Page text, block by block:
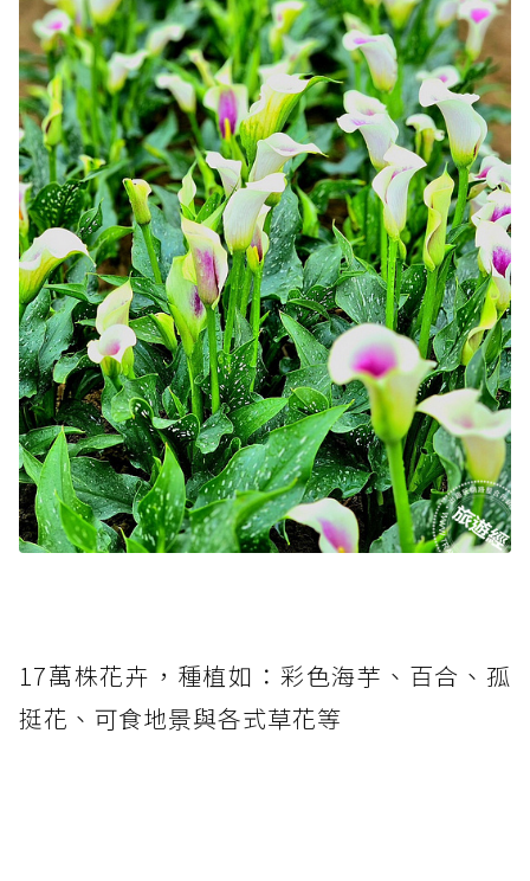
17萬株花卉，種植如：彩色海芋、百合、孤
挺花、可食地景與各式草花等